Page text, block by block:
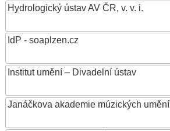
Hydrologický ústav AV ČR, v. v. i.
IdP - soaplzen.cz
Institut umění – Divadelní ústav
Janáčkova akademie múzických umění